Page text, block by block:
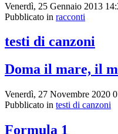
Venerdì, 25 Gennaio 2013
Pubblicato in racconti
testi di canzoni
Doma il mare, il
Venerdì, 27 Novembre 2020
Pubblicato in testi di canzoni
Formula 1